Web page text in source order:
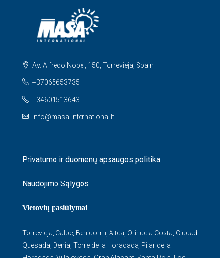
Av. Alfredo Nobel, 150, Torrevieja, Spain
+37065653735
+34601513643
info@masa-international.lt
Privatumo ir duomenų apsaugos politika
Naudojimo Sąlygos
Vietovių pasiūlymai
Torrevieja Calpe Benidorm Altea Orihuela Costa Ciudad
Quesada Denia Torre de la Horadada Pilar de la